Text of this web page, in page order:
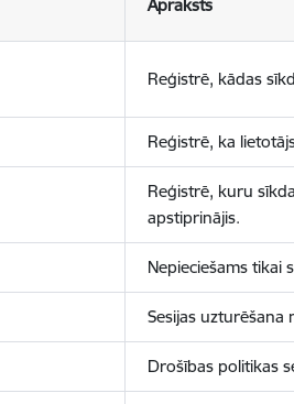
Apraksts
Reģistrē, kādas
Reģistrē, ka
Reģistrē, kuru
apstiprinājis.
Nepieciešams tikai
Sesijas uzturēšana
Drošības politikas